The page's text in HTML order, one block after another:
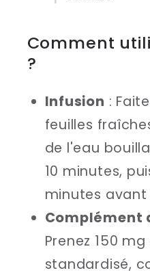
Comment
?
Infusion :
feuilles
de l'eau
10 minutes,
minutes
Complément
Prenez 150
standardisé,